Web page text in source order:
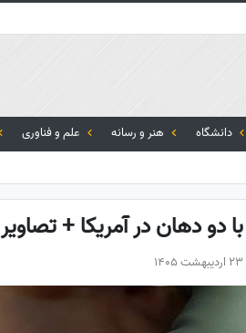
دانشگاه هنر و رسانه علم و فناوری
دو دهان در آمریکا + تصاویر